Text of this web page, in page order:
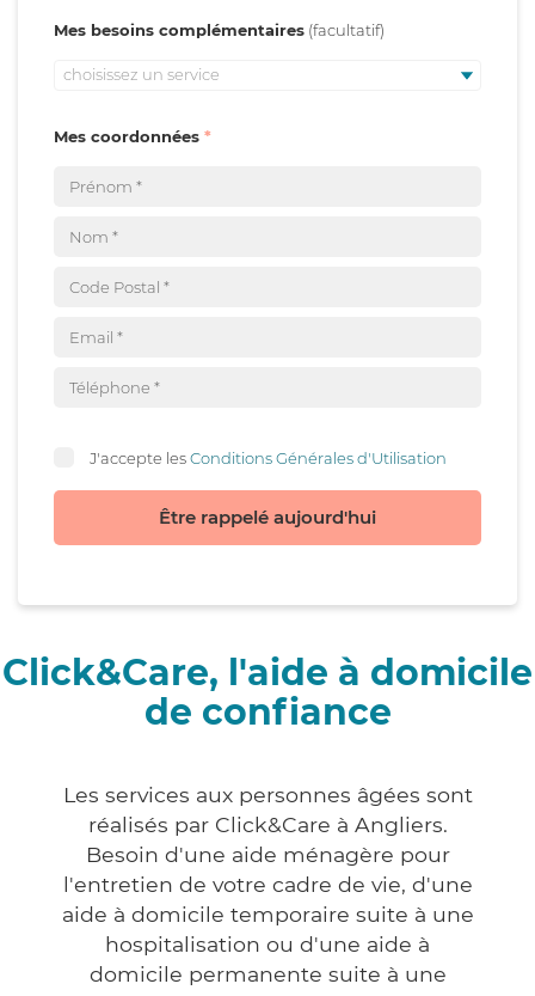
Mes besoins complémentaires
choisissez un service
Mes coordonnées
J'accepte lesConditions Générales d'Utilisation
Être rappelé aujourd'hui
Click&Care, l'aide à domicile
de confiance
Les services aux personnes âgées sont
réalisés par Click&Care à Angliers.
Besoin d'une aide ménagère pour
l'entretien de votre cadre de vie, d'une
aide à domicile temporaire suite à une
hospitalisation ou d'une aide à
domicile permanente suite à une